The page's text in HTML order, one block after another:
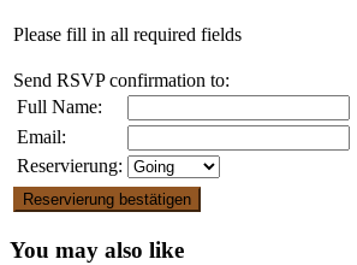
Please fill in all required fields
Send RSVP confirmation to:
Full Name:
Email:
Reservierung:
Reservierung bestätigen
You may also like